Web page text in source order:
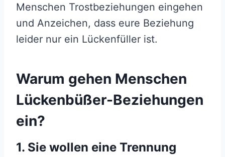
Menschen Trostbeziehungen eingehen
und Anzeichen, dass eure Beziehung
leider nur ein Lückenfüller ist.
Warum gehen Menschen
Lückenbüßer-Beziehungen
ein?
1. Sie wollen eine Trennung